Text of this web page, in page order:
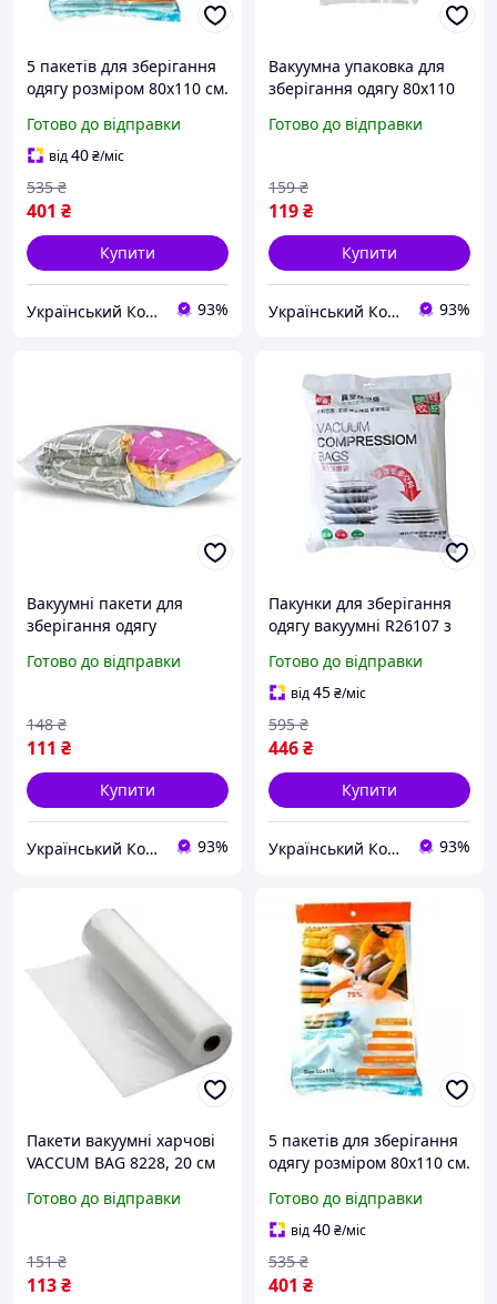
5 пакетів для зберігання
одягу розміром 80х110 см.
Готово до відправки
від40₴/міс
401 ₴
535 ₴
Купити
Український Кошик 93%
Вакуумна упаковка для
зберігання одягу 80х110
Готово до відправки
119₴
159 ₴
Купити
Український Кошик 93%
Вакуумні пакети для
зберігання одягу
339-85)
Готово до відправки
111 ₴
148 ₴
Купити
Український Кошик 93%
Пакунки для зберігання
одягу вакуумні R26107 з
koshik (41-339-85)
Готово до відправки
від45₴/міс
446₴
595 ₴
Купити
Український Кошик 93%
Пакети вакуумні харчові
VACCUM BAG 8228, 20 см
Готово до відправки
113₴
151 ₴
5 пакетів для зберігання
одягу розміром 80х110 см.
Готово до відправки
від40₴/міс
401 ₴
535 ₴